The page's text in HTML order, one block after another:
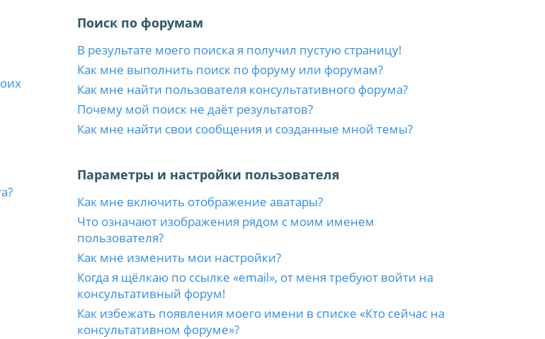
Поиск по форумам
В результате моего поиска я получил пустую страницу!
Как мне выполнить поиск по форуму или форумам?
Как мне найти пользователя консультативного форума?
Почему мой поиск не даёт результатов?
Как мне найти свои сообщения и созданные мной темы?
Параметры и настройки пользователя
Как мне включить отображение аватары?
Что означают изображения рядом с моим именем
пользователя?
Как мне изменить мои настройки?
Когда я щёлкаю по ссылке «email», от меня требуют войти на
консультативный форум!
Как избежать появления моего имени в списке «Кто сейчас на
консультативном форуме»?